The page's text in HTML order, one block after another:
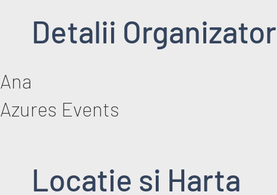
Detalii Organizator
Ana
Azures Events
Locatie si Harta